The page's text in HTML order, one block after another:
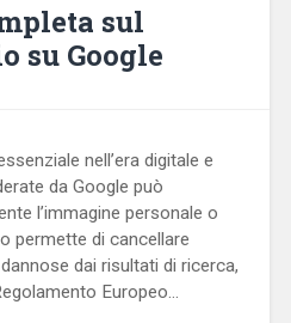
sul
su Google
nell’era digitale e
da Google può
l’immagine personale o
permette di cancellare
dai risultati di ricerca,
Europeo…